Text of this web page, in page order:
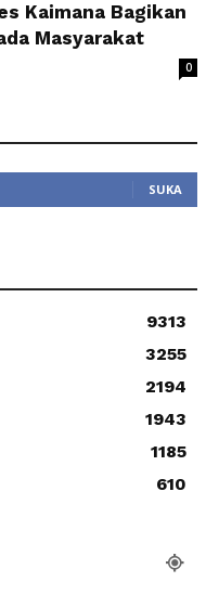
Kaimana Bagikan
Masyarakat
0
SUKA
9313
3255
2194
1943
1185
610